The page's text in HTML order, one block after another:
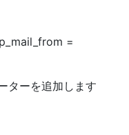
=
ターを追加します